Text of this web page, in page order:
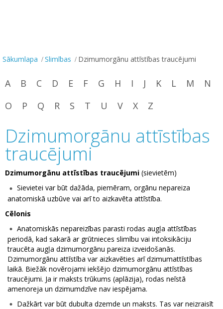
Sākumlapa Slimības Dzimumorgānu attīstības traucējumi
A B C D E F G H I J K L M
N
O
P Q R S T U V X Z
Dzimumorgānu attīstības
traucējumi
Dzimumorgānu attīstības traucējumi (sievietēm)
Sievietei var būt dažāda, piemēram, orgānu nepareiza
anatomiskā uzbūve vai arī to aizkavēta attīstība.
Cēlonis
Anatomiskās nepareizības parasti rodas augļa attīstības
periodā, kad sakarā ar grūtnieces slimību vai intoksikāciju
traucēta augļa dzimumorgānu pareiza izveidošanās.
Dzimumorgānu attīstība var aizkavēties arī dzimumattīstības
laikā. Biežāk novērojami iekšējo dzimumorgānu attīstības
traucējumi. Ja ir maksts trūkums (aplāzija), rodas neīstā
amenoreja un dzimumdzīve nav iespējama.
Dažkārt var būt dubulta dzemde un maksts. Tas var neizraisīt